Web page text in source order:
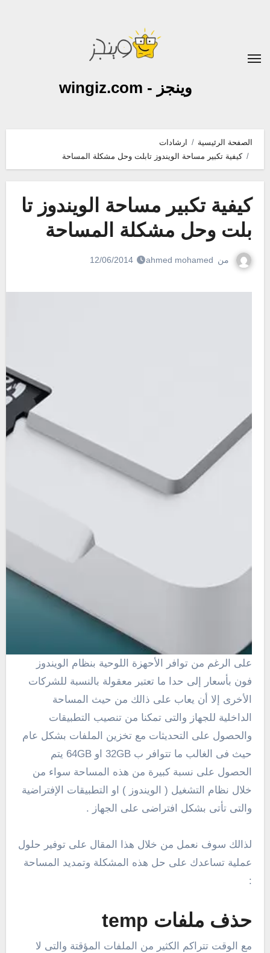
وينجز - wingiz.com
الصفحة الرئيسية
ارشادات
كيفية تكبير مساحة الويندوز تابلت وحل مشكلة المساحة
كيفية تكبير مساحة الويندوز تا
بلت وحل مشكلة المساحة
من ahmed mohamed
12/06/2014
على الرغم من توافر الأحهزة اللوحية بنظام الويندوز
فون بأسعار إلى حدا ما تعتبر معقولة بالنسبة للشركات
الأخرى إلا أن يعاب على ذالك من حيث المساحة
الداخلية للجهاز والتى تمكنا من تنصيب التطبيقات
والحصول على التحديثات مع تخزين الملفات بشكل عام
حيث فى الغالب ما تتوافر ب 32GB او 64GB يتم
الحصول على نسبة كبيرة من هذه المساحة سواء من
خلال نظام التشغيل ( الويندوز ) او التطبيقات الإفتراضية
والتى تأتى بشكل افتراضى على الجهاز .
لذالك سوف نعمل من خلال هذا المقال على توفير حلول
عملية تساعدك على حل هذه المشكلة وتمديد المساحة
:
حذف ملفات temp
مع الوقت تتراكم الكثير من الملفات المؤقتة والتى لا